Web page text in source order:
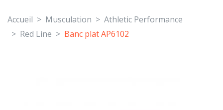
Accueil Musculation
Athletic Performance
Red Line
Banc plat AP6102